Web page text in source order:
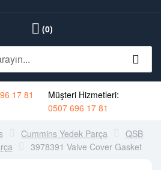
(0)
17 81
Müşteri Hizmetleri:
0507 696 17 81
Cummins Yedek Parça
QSB
3978391 Valve Cover Gasket